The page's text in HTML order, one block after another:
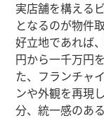
実店舗を構える
となるのが物件
好立地であれば
円から一千万円
た、フランチャ
ンや外観を再現
分、統一感のあ